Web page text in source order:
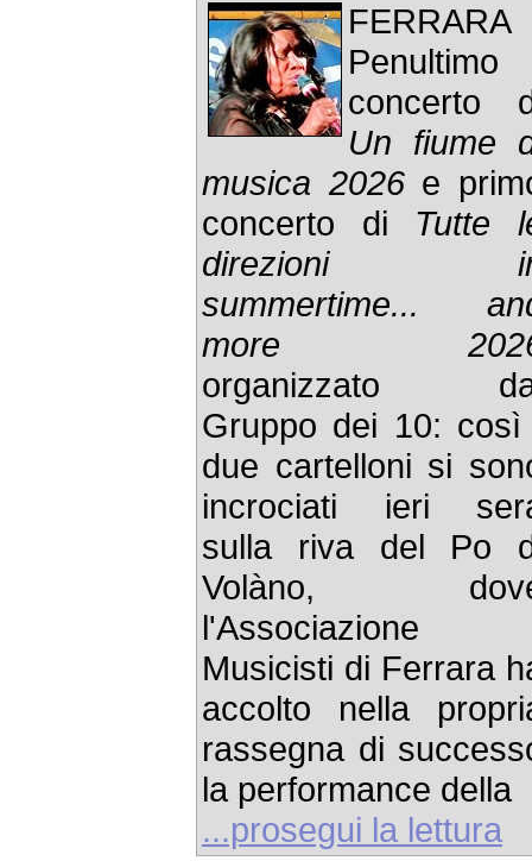
FERRARA
Penultimo
concerto
Un fiume
musica 2026 e
concerto di Tutte
direzioni
summertime...
more
organizzato
Gruppo dei 10:
due cartelloni si
incrociati ieri
sulla riva del Po
Volàno,
l'Associazione
Musicisti di Ferrara
accolto nella
rassegna di
la performance della
...prosegui la lettura